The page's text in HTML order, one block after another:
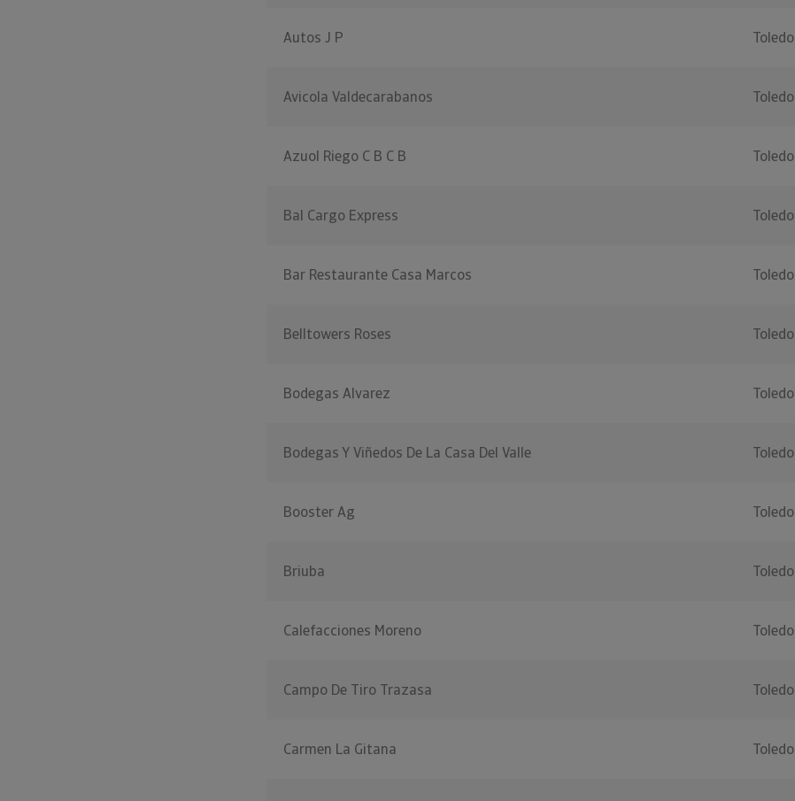
Autos J P Toledo
Avicola Valdecarabanos Toledo
Azuol Riego C B C B Toledo
Bal Cargo Express Toledo
Bar Restaurante Casa Marcos Toledo
Belltowers Roses Toledo
Bodegas Alvarez Toledo
Bodegas Y Viñedos De La Casa Del Valle Toledo
Booster Ag Toledo
Briuba Toledo
Calefacciones Moreno Toledo
Campo De Tiro Trazasa Toledo
Carmen La Gitana Toledo